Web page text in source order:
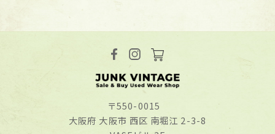
〒550-0015
⼤阪府 ⼤阪市 ⻄区 南堀江 2-3-8